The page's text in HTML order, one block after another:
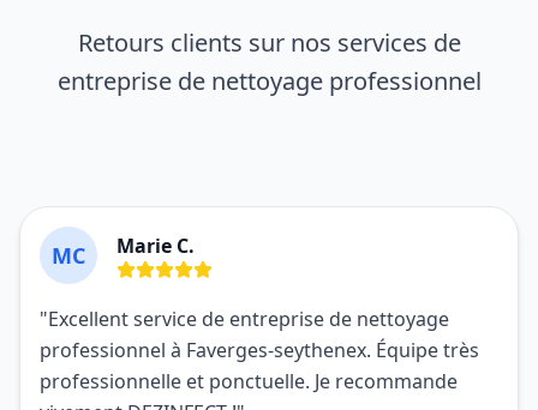
Retours clients sur nos services de
entreprise de nettoyage professionnel
MC Marie C.
"Excellent service de entreprise de nettoyage
professionnel à Faverges-seythenex. Équipe très
professionnelle et ponctuelle. Je recommande